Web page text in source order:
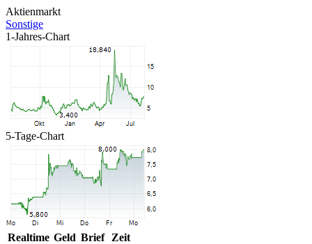
Aktienmarkt
Sonstige
1-Jahres-Chart
5-Tage-Chart
Realtime Geld Brief
Zeit